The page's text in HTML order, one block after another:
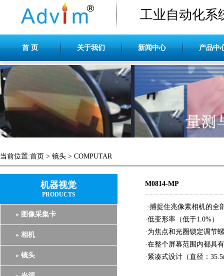
工业自动化系
首 页 关于我们 新闻中心 产品中
当前位置:首页 > 镜头 > COMPUTAR
机器视觉
PRODUCTS
» 图像采集卡
» 相机
» 镜头
M0814-MP
·捕捉住兆像素相机的全
·低变形率（低于1.0%）
·为焦点和光圈锁定调节
·在整个屏幕范围内都具
·紧凑式设计（直径：